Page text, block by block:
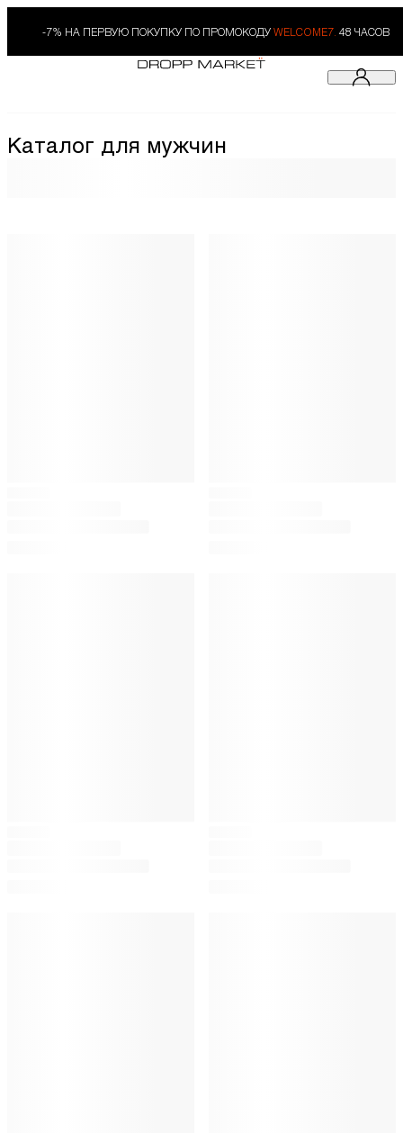
-7% НА ПЕРВУЮ ПОКУПКУ ПО ПРОМОКОДУ WELCOME7. 48 ЧАСОВ
Каталог для мужчин